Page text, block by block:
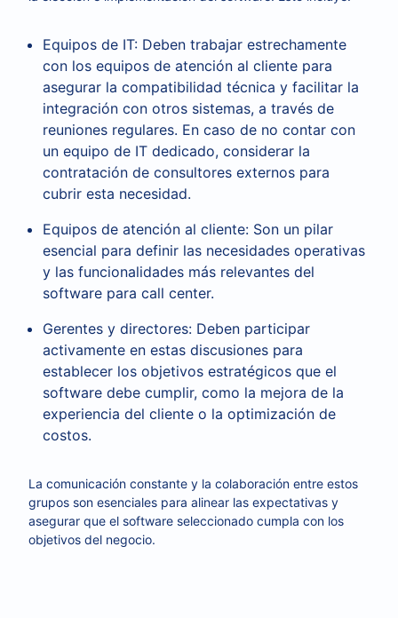
Equipos de IT: Deben trabajar estrechamente
con los equipos de atención al cliente para
asegurar la compatibilidad técnica y facilitar la
integración con otros sistemas, a través de
reuniones regulares. En caso de no contar con
un equipo de IT dedicado, considerar la
contratación de consultores externos para
cubrir esta necesidad.
Equipos de atención al cliente: Son un pilar
esencial para definir las necesidades operativas
y las funcionalidades más relevantes del
software para call center.
Gerentes y directores: Deben participar
activamente en estas discusiones para
establecer los objetivos estratégicos que el
software debe cumplir, como la mejora de la
experiencia del cliente o la optimización de
costos.
La comunicación constante y la colaboración entre estos
grupos son esenciales para alinear las expectativas y
asegurar que el software seleccionado cumpla con los
objetivos del negocio.